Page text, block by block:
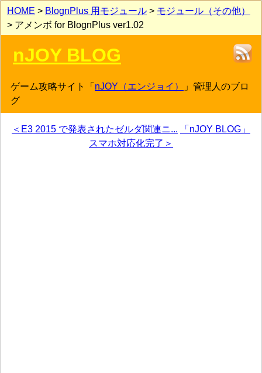
HOME > BlognPlus 用モジュール > モジュール（その他）
> アメンボ for BlognPlus ver1.02
nJOY BLOG
ゲーム攻略サイト「 nJOY（エンジョイ）
」管理人のブロ
グ
＜E3 2015 で発表されたゼルダ関連ニ...
「nJOY BLOG」
スマホ対応化完了＞